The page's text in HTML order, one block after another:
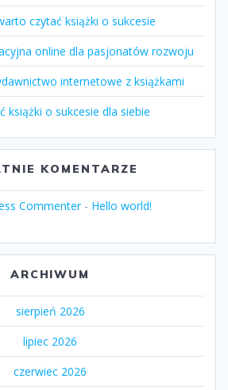
czytać książki o sukcesie
online dla pasjonatów rozwoju
internetowe z książkami
książki o sukcesie dla siebie
KOMENTARZE
Commenter- Hello world!
ARCHIWUM
sierpień 2026
lipiec 2026
czerwiec 2026